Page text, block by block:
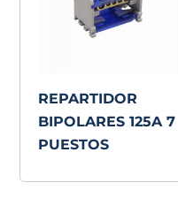
REPARTIDOR
BIPOLARES 125A 7
PUESTOS